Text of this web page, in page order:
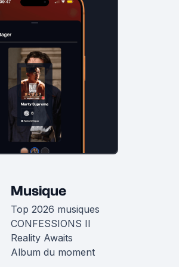
Musique
Top 2026 musiques
CONFESSIONS II
Reality Awaits
Album du moment